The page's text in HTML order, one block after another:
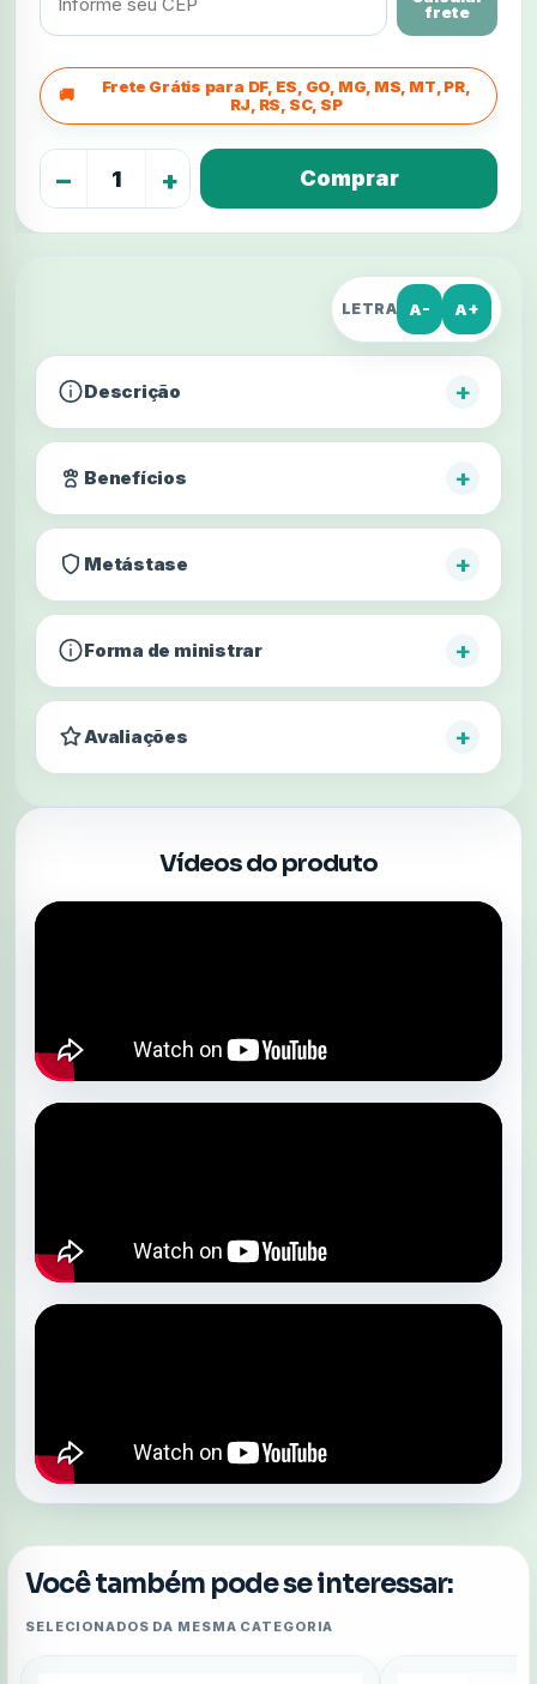
frete
Frete Grátis para DF, ES, GO, MG, MS, MT, PR,
RJ, RS, SC, SP
− +
LETRA A- A+
Descrição +
Benefícios +
Metástase +
Forma de ministrar +
Avaliações +
Vídeos do produto
Você também pode se interessar:
SELECIONADOS DA MESMA CATEGORIA